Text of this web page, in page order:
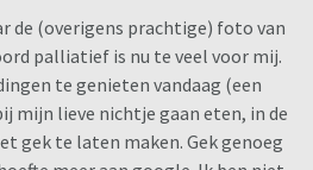
de (overigens prachtige) foto van
palliatief is nu te veel voor mij.
te genieten vandaag (een
mijn lieve nichtje gaan eten, in de
gek te laten maken. Gek genoeg